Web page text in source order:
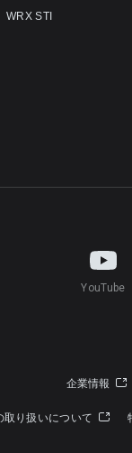
WRX STI
YouTube
企業情報
取り扱いについて